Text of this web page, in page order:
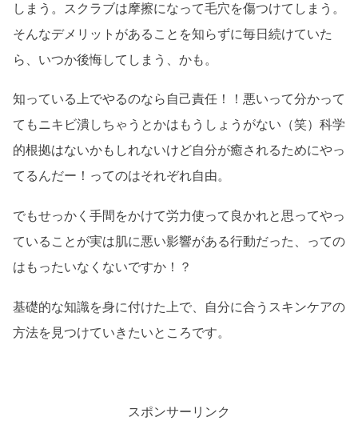
しまう。スクラブは摩擦になって毛穴を傷つけてしまう。
そんなデメリットがあることを知らずに毎日続けていた
ら、いつか後悔してしまう、かも。
知っている上でやるのなら自己責任！！悪いって分かって
てもニキビ潰しちゃうとかはもうしょうがない（笑）科学
的根拠はないかもしれないけど自分が癒されるためにやっ
てるんだー！ってのはそれぞれ自由。
でもせっかく手間をかけて労力使って良かれと思ってやっ
ていることが実は肌に悪い影響がある行動だった、っての
はもったいなくないですか！？
基礎的な知識を身に付けた上で、自分に合うスキンケアの
方法を見つけていきたいところです。
スポンサーリンク